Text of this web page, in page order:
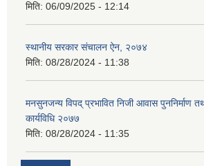
मिति: 06/09/2025 - 12:14
स्थानीय सरकार संचालन ऐन, २०७४
मिति: 08/28/2024 - 11:38
मनसुनजन्य विपद् प्रभावित निजी आवास पुननिर्माण
कार्यविधि २०७७
मिति: 08/28/2024 - 11:35